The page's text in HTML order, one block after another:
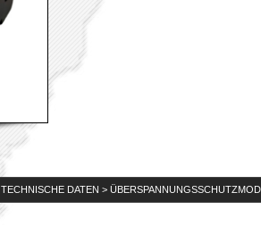
TECHNISCHE DATEN >